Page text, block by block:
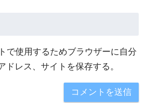
で使用するためブラウザーに自分
ドレス、サイトを保存する。